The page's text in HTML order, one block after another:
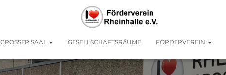
GROSSER SAAL GESELLSCHAFTSRÄUME FÖRDERVEREIN